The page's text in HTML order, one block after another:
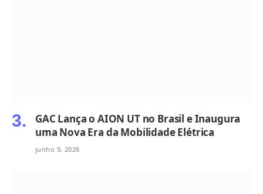
GAC Lança o AION UT no Brasil e Inaugura
uma Nova Era da Mobilidade Elétrica
junho 9, 2026